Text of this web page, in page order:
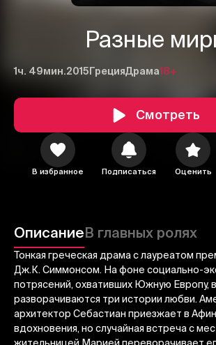
Разные
1ч. 49мин.2015 ГрецияДрама18+
Смотреть
В избранное Подписаться Оценить
ОписаниеВ главных ролях
Тонкая греческая драма с лауреатом
Дж.К. Симмонсом. На фоне социально-
потрясений, охвативших Южную Европу,
разворачиваются три истории любви.
архитектор Себастиан приезжает в
вдохновения, но случайная встреча с
Отправить
Отменить